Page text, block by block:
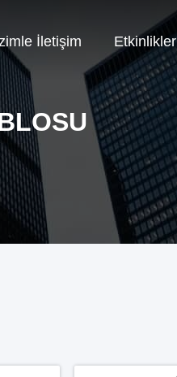
İletişim Etkinlikler